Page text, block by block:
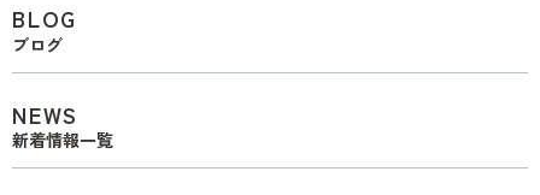
BLOG
ブログ
NEWS
新着情報一覧